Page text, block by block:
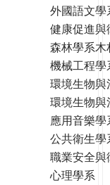
外國語文學
健康促進與
森林學系木
機械工程學
環境生物與
環境生物與
應用音樂
公共衛生學
職業安全與
心理學系